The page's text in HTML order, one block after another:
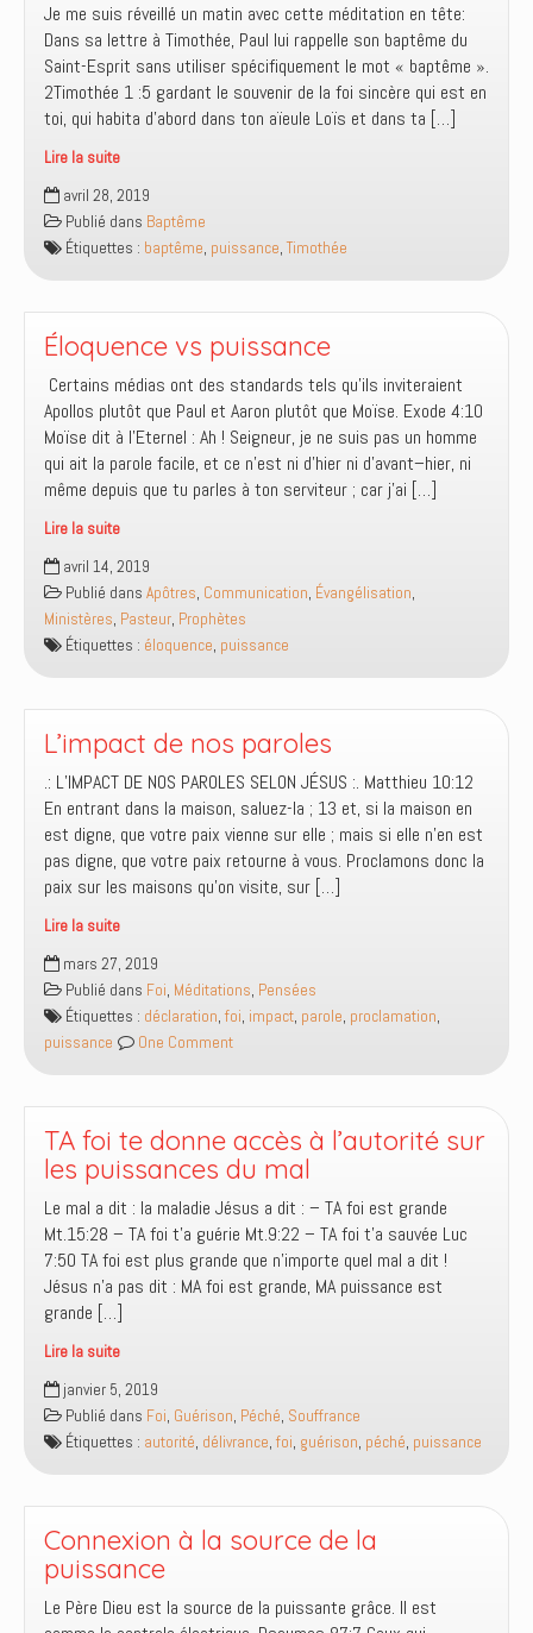
Je me suis réveillé un matin avec cette méditation en tête:
Dans sa lettre à Timothée, Paul lui rappelle son baptême du
Saint-Esprit sans utiliser spécifiquement le mot « baptême ».
2Timothée 1 :5 gardant le souvenir de la foi sincère qui est en
toi, qui habita d’abord dans ton aïeule Loïs et dans ta […]
Lire la suite
Timothée
et
le
baptême
Saint-
Esprit
avril 28, 2019
Publié dans Baptême
Étiquettes : baptême, puissance,Timothée
Éloquence vs puissance
‎ Certains médias ont des standards tels qu’ils inviteraient
Apollos plutôt que Paul et Aaron plutôt que Moïse. Exode 4:10
qui ait la parole facile, et ce n’est ni d’hier ni d’avant–hier, ni
même depuis que tu parles à ton serviteur ; car j’ai […]
Lire la suite
Éloquence
vs
puissance
avril 14, 2019
Publié dans Apôtres, Communication, Évangélisation,
Ministères, Pasteur, Prophètes
Étiquettes : éloquence, puissance
L’impact de nos paroles
.: L’IMPACT DE NOS PAROLES SELON JÉSUS :. Matthieu 10:12
En entrant dans la maison, saluez-la ; 13 et, si la maison en
est digne, que votre paix vienne sur elle ; mais si elle n’en est
pas digne, que votre paix retourne à vous. Proclamons donc la
paix sur les maisons qu’on visite, sur […]
Lire la suite
L’impact
de
nos
paroles
mars 27, 2019
Publié dans Foi, Méditations, Pensées
Étiquettes : déclaration, foi, impact, parole, proclamation,
puissance
One Comment
TA foi te donne accès à l’autorité sur
les puissances du mal
Le mal a dit : la maladie Jésus a dit : – TA foi est grande
Mt.15:28 – TA foi t’a guérie Mt.9:22 – TA foi t’a sauvée Luc
7:50 TA foi est plus grande que n’importe quel mal a dit !
Jésus n’a pas dit : MA foi est grande, MA puissance est
grande […]
Lire la suite
TA
foi
te
donne
à
l’autorité
sur
les
puissances
janvier 5, 2019
Publié dans Foi, Guérison, Péché, Souffrance
Étiquettes : autorité, délivrance, foi, guérison, péché, puissance
Connexion à la source de la
puissance
Le Père Dieu est la source de la puissante grâce. Il est